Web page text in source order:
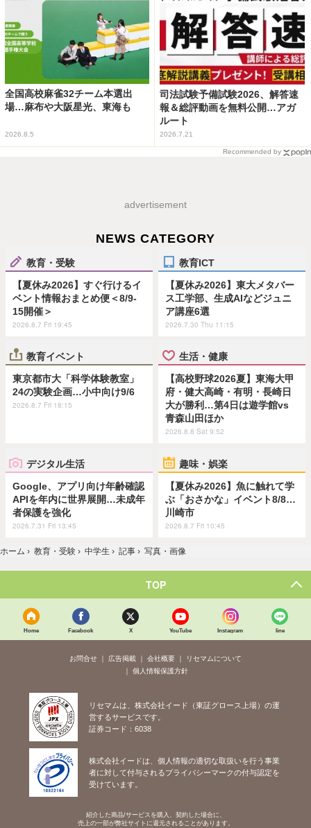
全国高校麻雀32チーム本選出
場…麻布や大阪星光、東海も
2026.8.5
司法試験予備試験2026、解答速
報＆総評動画を無料公開…アガ
ルート
2026.7.21
Recommended by
advertisement
NEWS CATEGORY
教育・受験
【夏休み2026】すぐ行けるイ
ベント情報おまとめ便＜8/9-
15開催＞
2026.8.7 Fri 19:45
教育ICT
【夏休み2026】東大メタバー
ス工学部、生成AIなどジュニ
ア講座6選
2026.7.30 Thu 11:15
教育イベント
東京都市大「科学体験教室」
24の実験企画…小中向け9/6
2026.8.7 Fri 18:15
生活・健康
【高校野球2026夏】東海大甲
府・健大高崎・有明・長崎日
大が勝利…第4日は遊学館vs
青森山田ほか
2026.8.8 Sat 9:52
デジタル生活
Google、アプリ向け年齢確認
APIを年内に世界展開…未成年
者保護を強化
2026.7.31 Fri 13:45
趣味・娯楽
【夏休み2026】魚に触れて学
ぶ「おさかな」イベント8/8…
川崎市
2026.8.7 Fri 10:45
ホーム › 教育・受験 › 中学生 › 記事 › 写真・画像
TOP
Home Facebook X YouTube Instagram line
お問合せ 広告掲載 会社概要
リセマムについて
個人情報保護方針
リセマムは、株式会社イード（東証グロース上場）の運
営するサービスです。
証券コード：6038
株式会社イードは、個人情報の適切な取扱いを行う事業
者に対して付与されるプライバシーマークの付与認定を
受けています。
紹介した商品/サービスを購入、契約した場合に、
売上の一部が弊社サイトに還元されることがあります。